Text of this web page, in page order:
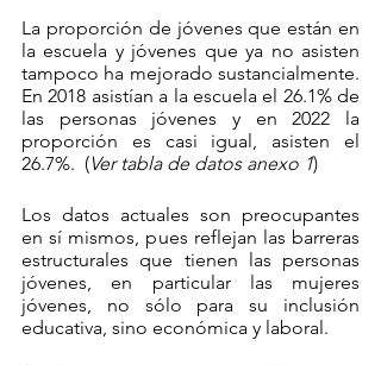
La proporción de jóvenes que están en
la escuela y jóvenes que ya no asisten
tampoco ha mejorado sustancialmente.
En 2018 asistían a la escuela el 26.1% de
las personas jóvenes y en 2022 la
proporción es casi igual, asisten el
26.7%.  (Ver tabla de datos anexo 1)
Los datos actuales son preocupantes
en sí mismos, pues reflejan las barreras
estructurales que tienen las personas
jóvenes, en particular las mujeres
jóvenes, no sólo para su inclusión
educativa, sino económica y laboral.